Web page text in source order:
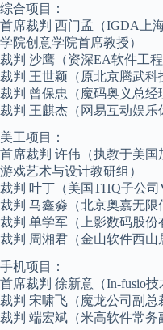
综合项目：
首席裁判 西门孟（IGDA上
学院创意学院首席教授）
裁判 沙鹰（资深EA软件工程
裁判 王世颖（原北京腾武科
裁判 曾保忠（魔码奥义总经
裁判 王麒杰（网易互动娱乐
美工项目：
首席裁判 许伟（执教于美
游戏艺术与设计教研组）
裁判 叶丁（美国THQ子公司
裁判 马鑫淼（北京奥嘉无限
裁判 单学军（上影数码股份
裁判 周湘君（金山软件西山
手机项目：
首席裁判 徐新意（In-fusio技
裁判 宋啸飞（魔龙公司副总
裁判 端宏斌（米高软件常务